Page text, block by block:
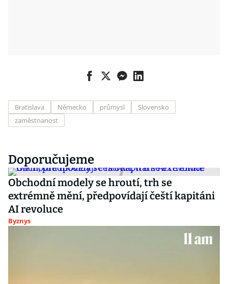
Bratislava Německo průmysl
Slovensko
zaměstnanost
Doporučujeme
Obchodní modely se hroutí, trh se
extrémně mění, předpovídají čeští kapitáni
AI revoluce
Byznys